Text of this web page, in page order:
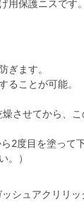
用保護ニスです。
ぎます。
ることが可能。
させてから、
2度目を塗って下
。）
シュアクリリ